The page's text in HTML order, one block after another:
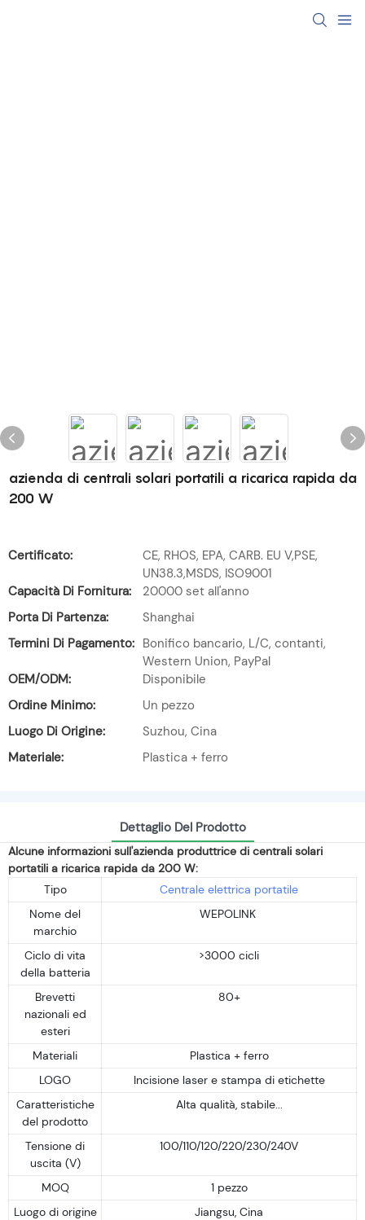
azienda di centrali solari portatili a ricarica rapida da
200 W
Certificato:
CE, RHOS, EPA, CARB. EU V,PSE,
UN38.3,MSDS, ISO9001
Capacità Di Fornitura:
20000 set all'anno
Porta Di Partenza:
Shanghai
Termini Di Pagamento: Bonifico bancario, L/C, contanti,
Western Union, PayPal
OEM/ODM:
Disponibile
Ordine Minimo:
Un pezzo
Luogo Di Origine:
Suzhou, Cina
Materiale:
Plastica + ferro
Dettaglio Del Prodotto
Alcune informazioni sull'azienda produttrice di centrali solari
portatili a ricarica rapida da 200 W:
Tipo
Centrale elettrica portatile
Nome del
marchio
WEPOLINK
Ciclo di vita
della batteria
>3000 cicli
Brevetti
nazionali ed
esteri
80+
Materiali
Plastica + ferro
LOGO
Incisione laser e stampa di etichette
Caratteristiche
del prodotto
Alta qualità, stabile...
Tensione di
uscita (V)
100/110/120/220/230/240V
MOQ
1 pezzo
Luogo di origine
Jiangsu, Cina